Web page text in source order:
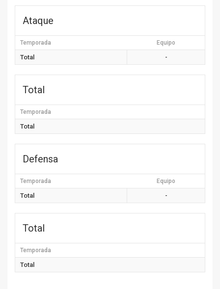
Ataque
Temporada Equipo
Total -
Total
Temporada
Total
Defensa
Temporada Equipo
Total -
Total
Temporada
Total